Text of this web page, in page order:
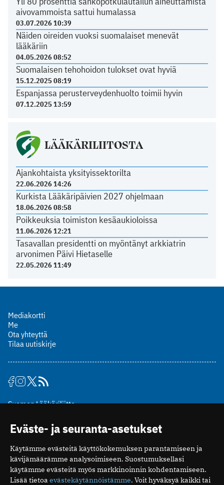
aivovammoista sattui humalassa
03.07.2026 10:39
Näiden oireiden vuoksi suomalaiset menevät
lääkäriin
04.05.2026 08:52
Suomalaisen tehohoidon tulokset ovat hyviä
15.12.2025 08:19
Espanjassa perusterveydenhuolto toimii hyvin
07.12.2025 13:59
LÄÄKÄRILIITOSTA
Ajankohtaista yksityissektorilta
22.06.2026 14:26
Kurkista Lääkäripäivien 2027 ohjelmaan
18.06.2026 08:58
Poikkeuksia toimiston kesäaukioloissa
11.06.2026 12:21
Tasavallan presidentti on myöntänyt arkkiatrin
arvonimen Päivi Hietaselle
22.05.2026 11:49
Mediakortti
Me
Ota yhteyttä
Tilaa uutiskirje
Suomen Lääkäriliitto
00510 Helsinki
puh. (09) 393 091
toimitus@potilaanlaakarilehti.fi
ISSN 2323-9476
Eväste- ja seuranta-asetukset
Käytämme evästeitä käyttökokemuksen parantamiseen ja
kävijämäärämme analysoimiseen. Suostumuksellasi
käytämme evästeitä myös markkinoinnin kohdentamiseen.
Lisää tietoa evästekäytännöistämme. Voit hyväksyä kaikki tai